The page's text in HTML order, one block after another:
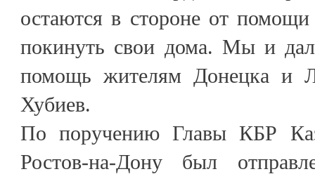
остаются в стороне от
покинуть свои дома. Мы и
помощь жителям Донецка и
Хубиев.
По поручению Главы КБР
Ростов-на-Дону был